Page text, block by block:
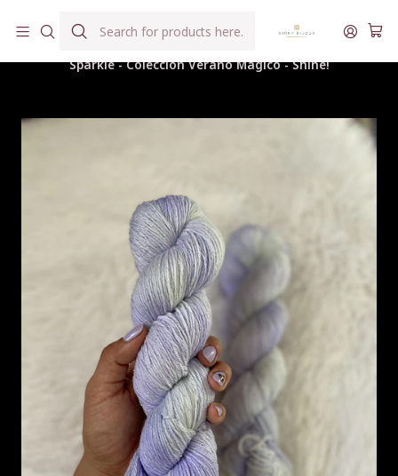
Sparkle - Colección Verano Mágico - Shine!